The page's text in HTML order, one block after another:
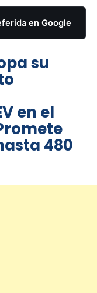
en Google
su
en el
romete
480